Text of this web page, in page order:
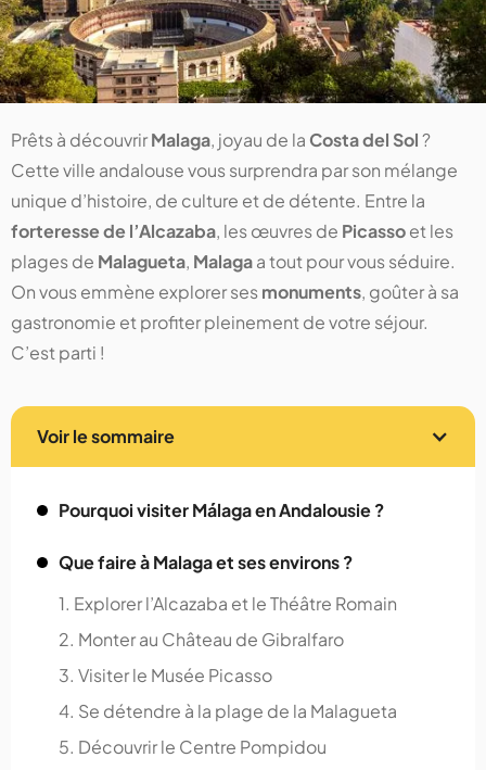
Prêts à découvrirMalaga, joyau de la Costa del Sol?
Cette ville andalouse vous surprendra par son mélange
unique d’histoire, de culture et de détente. Entre la
forteresse de l’Alcazaba, les œuvres de Picassoet les
plages de Malagueta, Malagaa tout pour vous séduire.
On vous emmène explorer sesmonuments, goûter à sa
gastronomie et profiter pleinement de votre séjour.
C’est parti !
Voir le sommaire
Pourquoi visiter Málaga en Andalousie ?
Que faire à Malaga et ses environs ?
1. Explorer l’Alcazaba et le Théâtre Romain
2. Monter au Château de Gibralfaro
3. Visiter le Musée Picasso
4. Se détendre à la plage de la Malagueta
5. Découvrir le Centre Pompidou